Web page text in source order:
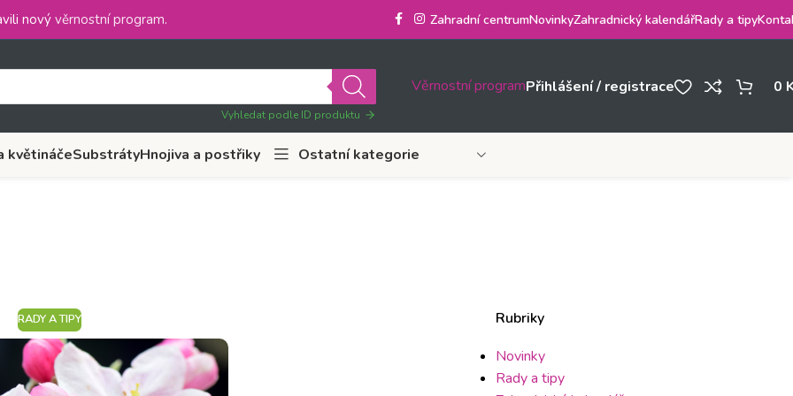
nový věrnostní program. Zahradní centrumNovinkyZahradnický kalendářRady a tipy
Vyhledat podle ID produktu
Věrnostní programPřihlášení / registrace 0
květináčeSubstrátyHnojiva a postřiky Ostatní kategorie
RADY A TIPY
Rubriky
Novinky
Rady a tipy